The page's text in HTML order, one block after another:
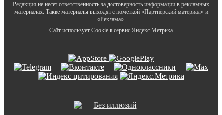
Редакция не несет ответственность за достоверность информации в рекламных
материалах. Такие материалы выходят с пометкой «Партнёрский материал» и
«Реклама».
Сайт использует Cookie и сервиc Яндекс.Метрика